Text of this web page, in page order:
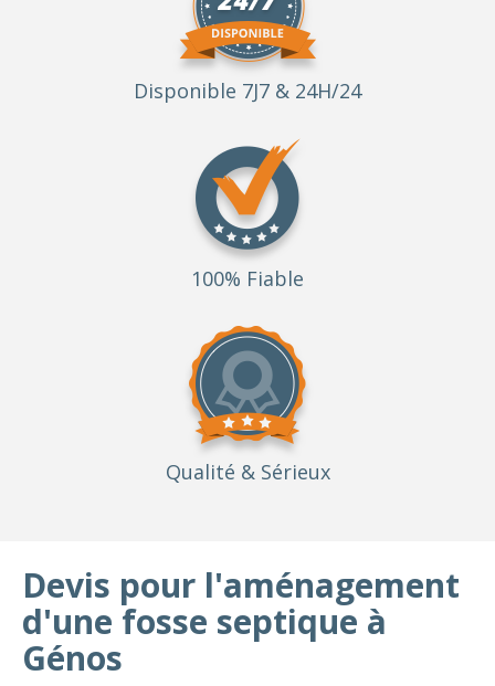
Disponible 7J7 & 24H/24
100% Fiable
Qualité & Sérieux
Devis pour l'aménagement
d'une fosse septique à
Génos